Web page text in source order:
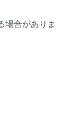
場合がありま